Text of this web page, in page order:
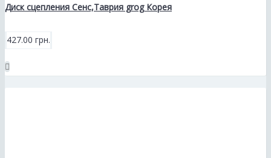
Диск сцепления Сенс,Таврия grog Корея
427.00 грн.